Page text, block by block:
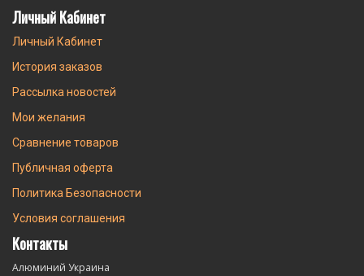
Личный Кабинет
Личный Кабинет
История заказов
Рассылка новостей
Мои желания
Сравнение товаров
Публичная оферта
Политика Безопасности
Условия соглашения
Контакты
Алюминий Украина